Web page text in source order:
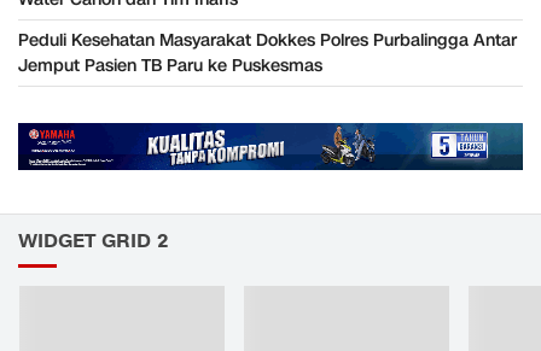
Peduli Kesehatan Masyarakat Dokkes Polres Purbalingga Antar
Jemput Pasien TB Paru ke Puskesmas
WIDGET GRID 2